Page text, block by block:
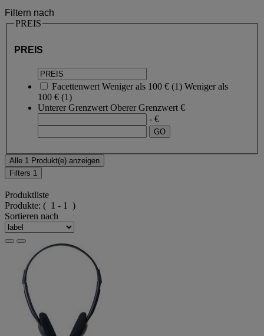
Filtern nach
PREIS
PREIS
Facettenwert Weniger als 100 € (1) Weniger als
100 € (1)
Unterer Grenzwert Oberer Grenzwert €
- €
Alle 1 Produkt(e) anzeigen
Filters 1
Produktliste
Produkte: ( 1 - 1 )
Sortieren nach